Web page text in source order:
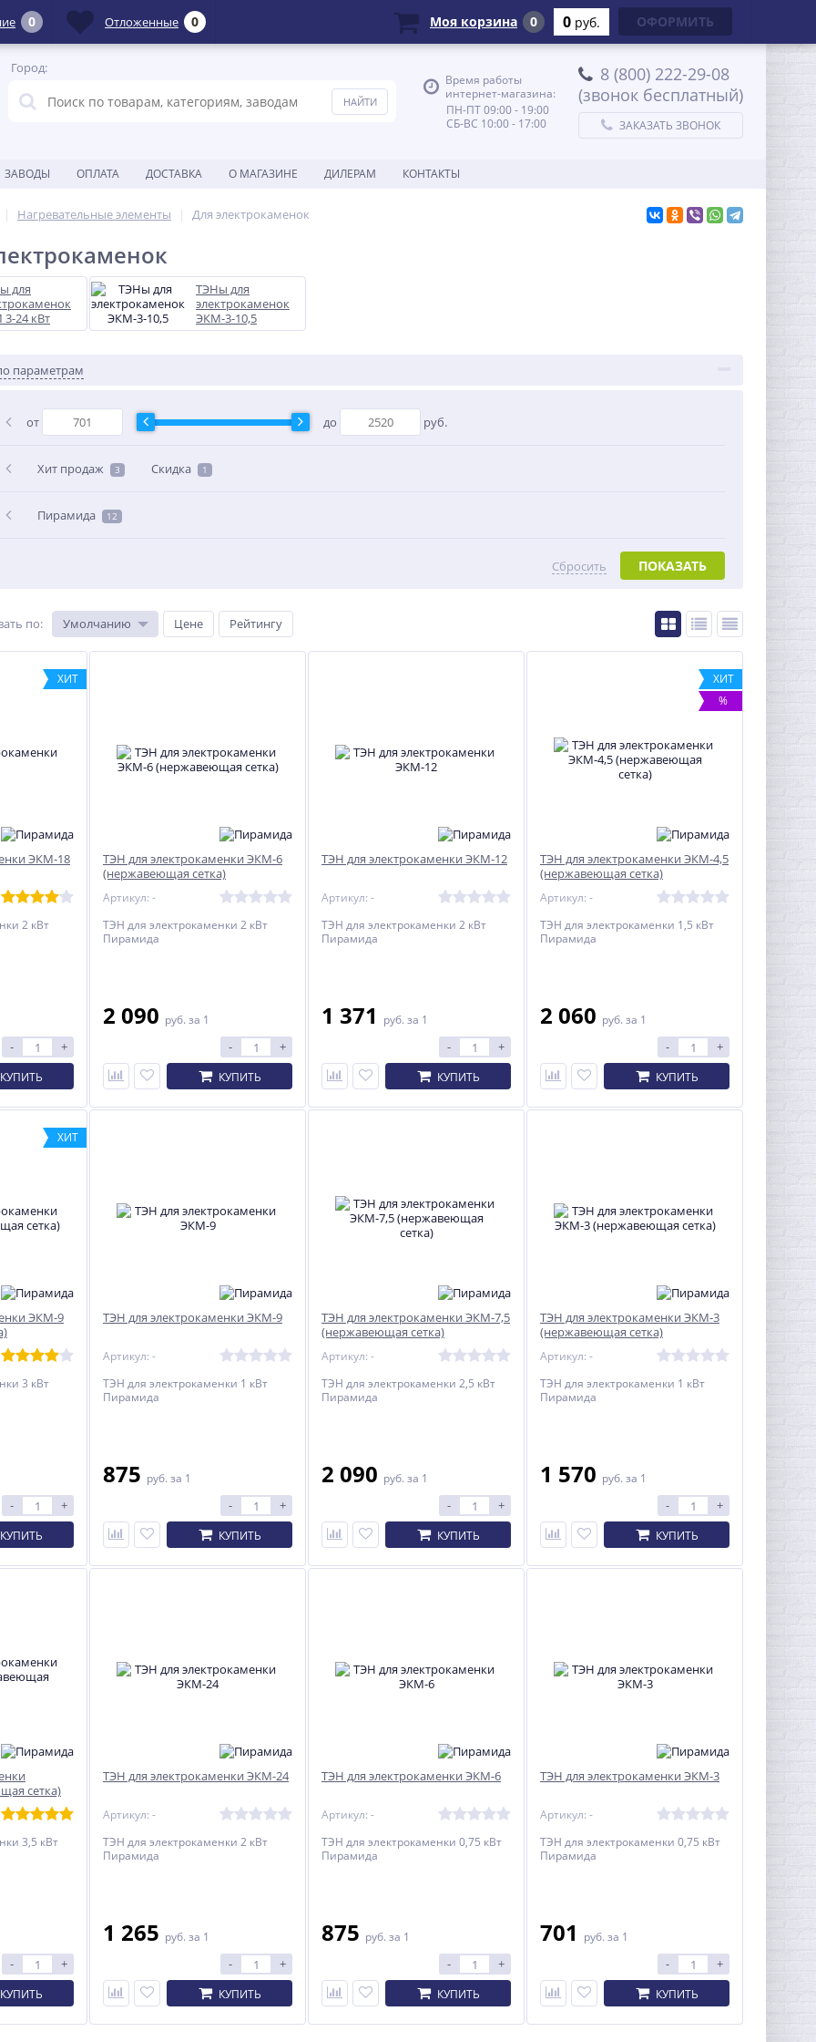
Город:
Время работы
интернет-магазина:
ПН-ПТ 09:00 - 19:00
СБ-ВС 10:00 - 17:00
8 (800) 222-29-08
(звонок бесплатный)
ЗАКАЗАТЬ ЗВОНОК
ЗАВОДЫ ОПЛАТА ДОСТАВКА О МАГАЗИНЕ ДИЛЕРАМ КОНТАКТЫ
%
Тягорегулятор для котла
3 290руб.
Электрокаменка ЭКМ-3
11 088руб.
Нагревательные элементы Для электрокаменок
для
24 кВт
ТЭНы для
электрокаменок
ЭКМ-3-10,5
параметрам
от до руб.
Хит продаж 3 Скидка 1
Пирамида 12
ПОКАЗАТЬ
Сбросить
по: Умолчанию Цене Рейтингу
ХИТ
ЭКМ-18
2 кВт
- +
КУПИТЬ
ТЭН для электрокаменки ЭКМ-6
(нержавеющая сетка)
Артикул: -
ТЭН для электрокаменки 2 кВт
Пирамида
2 090 руб. за 1
- +
КУПИТЬ
ТЭН для электрокаменки ЭКМ-12
Артикул: -
ТЭН для электрокаменки 2 кВт
Пирамида
1 371 руб. за 1
- +
КУПИТЬ
ХИТ
%
ТЭН для электрокаменки ЭКМ-4,5
(нержавеющая сетка)
Артикул: -
ТЭН для электрокаменки 1,5 кВт
Пирамида
2 060 руб. за 1
- +
КУПИТЬ
ХИТ
ЭКМ-9
3 кВт
- +
КУПИТЬ
ТЭН для электрокаменки ЭКМ-9
Артикул: -
ТЭН для электрокаменки 1 кВт
Пирамида
875 руб. за 1
- +
КУПИТЬ
ТЭН для электрокаменки ЭКМ-7,5
(нержавеющая сетка)
Артикул: -
ТЭН для электрокаменки 2,5 кВт
Пирамида
2 090 руб. за 1
- +
КУПИТЬ
ТЭН для электрокаменки ЭКМ-3
(нержавеющая сетка)
Артикул: -
ТЭН для электрокаменки 1 кВт
Пирамида
1 570 руб. за 1
- +
КУПИТЬ
сетка)
3,5 кВт
- +
КУПИТЬ
ТЭН для электрокаменки ЭКМ-24
Артикул: -
ТЭН для электрокаменки 2 кВт
Пирамида
1 265 руб. за 1
- +
КУПИТЬ
ТЭН для электрокаменки ЭКМ-6
Артикул: -
ТЭН для электрокаменки 0,75 кВт
Пирамида
875 руб. за 1
- +
КУПИТЬ
ТЭН для электрокаменки ЭКМ-3
Артикул: -
ТЭН для электрокаменки 0,75 кВт
Пирамида
701 руб. за 1
- +
КУПИТЬ
0 Отложенные 0 Моя корзина 0 0 руб. ОФОРМИТЬ